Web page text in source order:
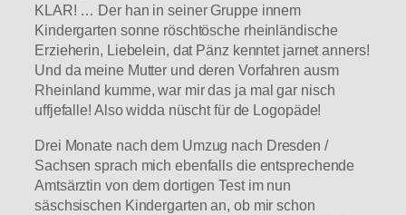
KLAR! … Der han in seiner Gruppe innem
Kindergarten sonne röschtösche rheinländische
Erzieherin, Liebelein, dat Pänz kenntet jarnet anners!
Und da meine Mutter und deren Vorfahren ausm
Rheinland kumme, war mir das ja mal gar nisch
uffjefalle! Also widda nüscht für de Logopäde!
Drei Monate nach dem Umzug nach Dresden /
Sachsen sprach mich ebenfalls die entsprechende
Amtsärztin von dem dortigen Test im nun
säschsischen Kindergarten an, ob mir schon